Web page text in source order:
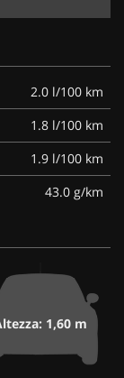
2.0 l/100 km
1.8 l/100 km
1.9 l/100 km
43.0 g/km
1,60 m